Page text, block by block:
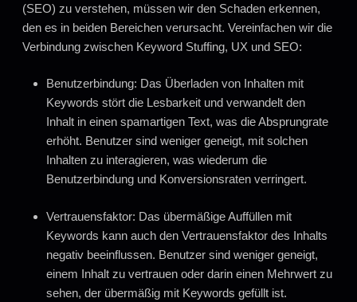
(SEO) zu verstehen, müssen wir den Schaden erkennen,
den es in beiden Bereichen verursacht. Vereinfachen wir die
Verbindung zwischen Keyword Stuffing, UX und SEO:
Benutzerbindung: Das Überladen von Inhalten mit
Keywords stört die Lesbarkeit und verwandelt den
Inhalt in einen spamartigen Text, was die Absprungrate
erhöht. Benutzer sind weniger geneigt, mit solchen
Inhalten zu interagieren, was wiederum die
Benutzerbindung und Konversionsraten verringert.
Vertrauensfaktor: Das übermäßige Auffüllen mit
Keywords kann auch den Vertrauensfaktor des Inhalts
negativ beeinflussen. Benutzer sind weniger geneigt,
einem Inhalt zu vertrauen oder darin einen Mehrwert zu
sehen, der übermäßig mit Keywords gefüllt ist.